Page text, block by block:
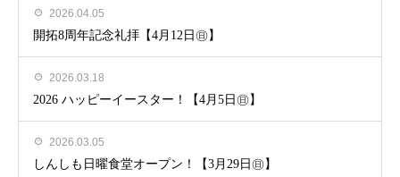
2026.04.05
開拓8周年記念礼拝【4月12日㊐】
2026.03.18
2026 ハッピーイースター！【4月5日㊐】
2026.03.05
しんしも日曜食堂オープン！【3月29日㊐】